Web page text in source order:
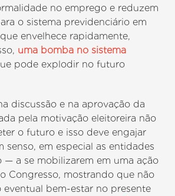
no emprego e reduzem
o sistema previdenciário em
envelhece rapidamente,
uma bomba no sistema
pode explodir no futuro
discussão e na aprovação da
pela motivação eleitoreira não
o futuro e isso deve engajar
senso, em especial as entidades
— a se mobilizarem em uma ação
Congresso, mostrando que não
eventual bem-estar no presente